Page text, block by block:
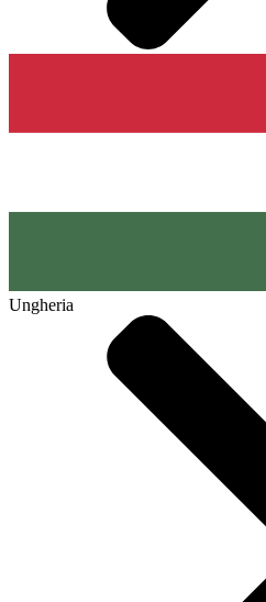
Ungheria